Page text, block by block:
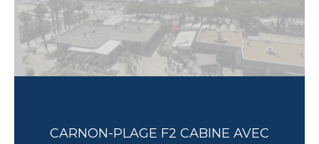
CARNON-PLAGE F2 CABINE AVEC